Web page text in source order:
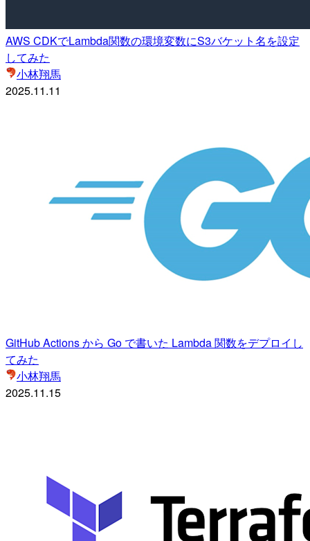
AWS CDKでLambda関数の環境変数にS3バケット名を設定
してみた
小林翔馬
2025.11.11
GitHub Actions から Go で書いた Lambda 関数をデプロイし
てみた
小林翔馬
2025.11.15